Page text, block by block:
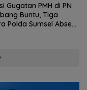
Gugatan PMH di PN
Buntu, Tiga
Polda Sumsel Absen,